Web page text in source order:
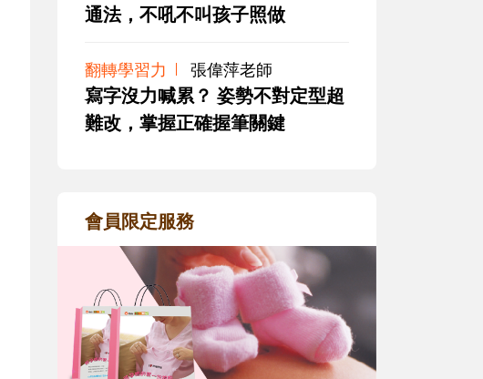
通法，不吼不叫孩子照做
翻轉學習力 張偉萍老師
寫字沒力喊累？ 姿勢不對定型超
難改，掌握正確握筆關鍵
會員限定服務